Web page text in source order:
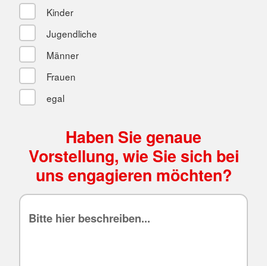
Kinder
Jugendliche
Männer
Frauen
egal
Haben Sie genaue
Vorstellung, wie Sie sich bei
uns engagieren möchten?